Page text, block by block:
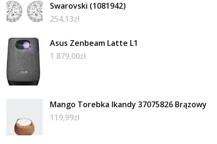
Swarovski (1081942)
254,13zł
Asus Zenbeam Latte L1
1 879,00zł
Mango Torebka Ikandy 37075826 Brązowy
119,99zł